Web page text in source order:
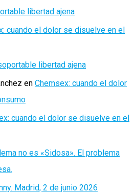
libertad ajena
cuando el dolor se disuelve en el
libertad ajena
en Chemsex: cuando el dolor
cuando el dolor se disuelve en el
no es «Sidosa». El problema
Madrid, 2 de junio 2026